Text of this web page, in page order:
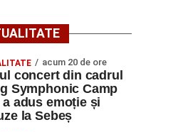
acum 20 de ore
concert din cadrul
Symphonic Camp
a adus emoție și
la Sebeș